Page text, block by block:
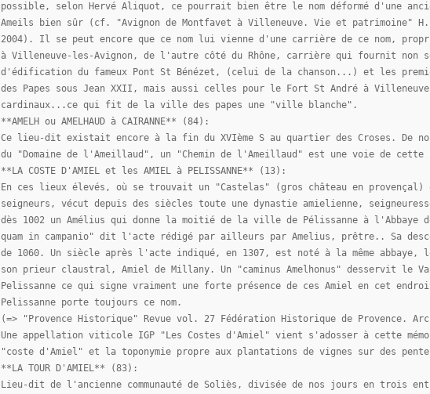
possible, selon Hervé Aliquot, ce pourrait bien être le nom déformé d'une
Ameils bien sûr (cf. "Avignon de Montfavet à Villeneuve. Vie et patrimoine"
2004). Il se peut encore que ce nom lui vienne d'une carrière de ce nom,
à Villeneuve-les-Avignon, de l'autre côté du Rhône, carrière qui fournit non
d'édification du fameux Pont St Bénézet, (celui de la chanson...) et les
des Papes sous Jean XXII, mais aussi celles pour le Fort St André à
cardinaux...ce qui fit de la ville des papes une "ville blanche".
**AMELH ou AMELHAUD à CAIRANNE** (84):
Ce lieu-dit existait encore à la fin du XVIème S au quartier des Croses. De
du "Domaine de l'Ameillaud", un "Chemin de l'Ameillaud" est une voie de cette
**LA COSTE D'AMIEL et les AMIEL à PELISSANNE** (13):
En ces lieux élevés, où se trouvait un "Castelas" (gros château en provençal)
seigneurs, vécut depuis des siècles toute une dynastie amielienne,
dès 1002 un Amélius qui donne la moitié de la ville de Pélissanne à
quam in campanio" dit l'acte rédigé par ailleurs par Amelius, prêtre.. Sa
de 1060. Un siècle après l'acte indiqué, en 1307, est noté à la même abbaye,
son prieur claustral, Amiel de Millany. Un "caminus Amelhonus" desservit le
Pelissanne ce qui signe vraiment une forte présence de ces Amiel en cet
Pelissanne porte toujours ce nom.
(=> "Provence Historique" Revue vol. 27 Fédération Historique de Provence.
Une appellation viticole IGP "Les Costes d'Amiel" vient s'adosser à cette
"coste d'Amiel" et la toponymie propre aux plantations de vignes sur des
**LA TOUR D'AMIEL** (83):
Lieu-dit de l'ancienne communauté de Soliès, divisée de nos jours en trois